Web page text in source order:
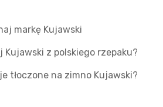
markę Kujawski
z polskiego rzepaku?
tłoczone na zimno Kujawski?